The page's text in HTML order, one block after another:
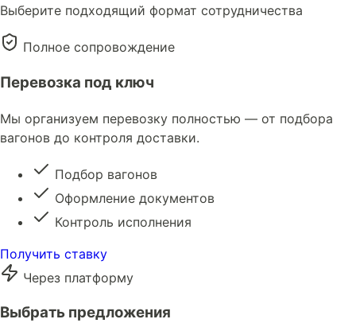
Выберите подходящий формат сотрудничества
Полное сопровождение
Перевозка под ключ
Мы организуем перевозку полностью — от подбора
вагонов до контроля доставки.
Подбор вагонов
Оформление документов
Контроль исполнения
Получить ставку
Через платформу
Выбрать предложения